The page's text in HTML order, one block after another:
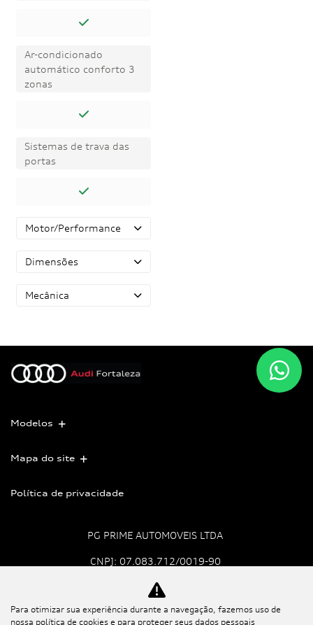
Ar-condicionado
automático conforto 3
zonas
Sistemas de trava das
portas
Motor/Performance
Dimensões
Mecânica
Modelos
Mapa do site
Política de privacidade
PG PRIME AUTOMOVEIS LTDA
CNPJ: 07.083.712/0019-90
No trânsito, enxergar o
Para otimizar sua experiência durante a navegação, fazemos uso de
nossa política de cookies e para proteger seus dados pessoais